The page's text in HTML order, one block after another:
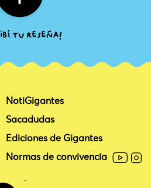
NotiGigantes
Sacadudas
Ediciones de Gigantes
Normas de convivencia